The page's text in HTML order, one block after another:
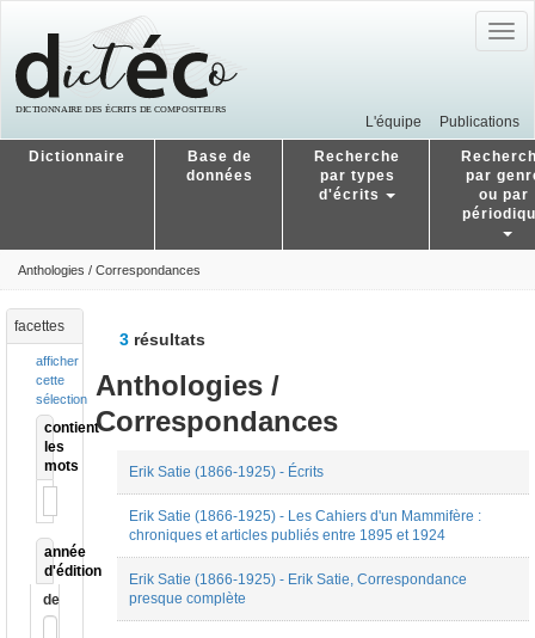
L'équipe Publications
Dictionnaire
Base de
données
Recherche
par types
d'écrits
par
ou par
Anthologies / Correspondances
facettes
afficher
cette
sélection
contient
les
mots
année
d'édition
de
3résultats
Anthologies /
Correspondances
Erik Satie (1866-1925) - Écrits
Erik Satie (1866-1925) - Les Cahiers d'un Mammifère :
chroniques et articles publiés entre 1895 et 1924
Erik Satie (1866-1925) - Erik Satie, Correspondance
presque complète